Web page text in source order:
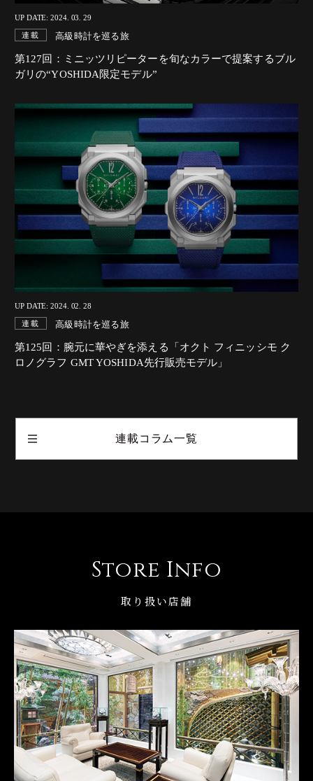
UP DATE: 2024. 03. 29
連載 高級時計を巡る旅
第127回：ミニッツリピーターを旬なカラーで提案するブル
ガリの“YOSHIDA限定モデル”
UP DATE: 2024. 02. 28
連載 高級時計を巡る旅
第125回：腕元に華やぎを添える「オクト フィニッシモ ク
ロノグラフ GMT YOSHIDA先行販売モデル」
連載コラム一覧
Store Info
取り扱い店舗